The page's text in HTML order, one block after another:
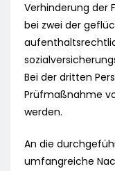
Verhinderung der
bei zwei der
Bei der dritten
Prüfmaßnahme
werden.
An die
umfangreiche